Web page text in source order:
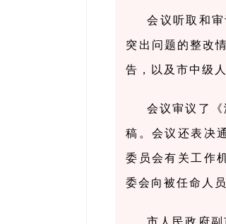
会议听取和
突出问题的整改
告，以及市中级
会议审议了
稿。会议还表决
委员会有关工作
委会向被任命人
市人民政府